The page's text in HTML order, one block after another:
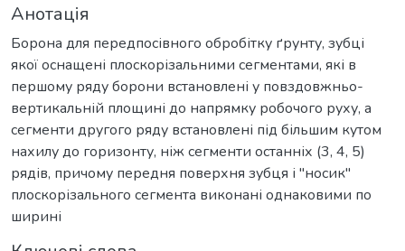
Анотація
Борона для передпосівного обробітку ґрунту, зубці
якої оснащені плоскорізальними сегментами, які в
першому ряду борони встановлені у повздовжньо-
вертикальній площині до напрямку робочого руху, а
сегменти другого ряду встановлені під більшим кутом
нахилу до горизонту, ніж сегменти останніх (3, 4, 5)
рядів, причому передня поверхня зубця і "носик"
плоскорізального сегмента виконані однаковими по
ширині